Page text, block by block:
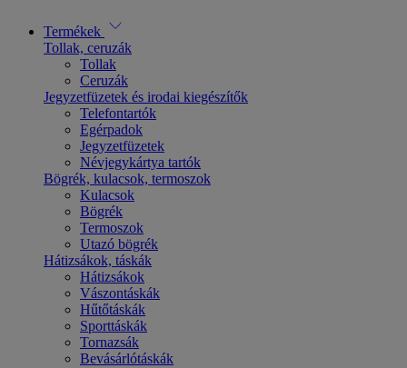
Termékek
Tollak, ceruzák
Tollak
Ceruzák
Jegyzetfüzetek és irodai kiegészítők
Telefontartók
Egérpadok
Jegyzetfüzetek
Névjegykártya tartók
Bögrék, kulacsok, termoszok
Kulacsok
Bögrék
Termoszok
Utazó bögrék
Hátizsákok, táskák
Hátizsákok
Vászontáskák
Hűtőtáskák
Sporttáskák
Tornazsák
Bevásárlótáskák